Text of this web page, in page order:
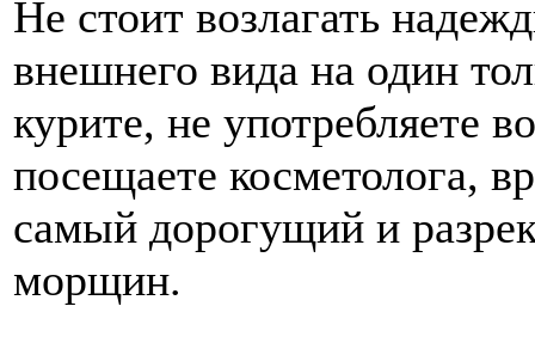
Не стоит возлагать
внешнего вида на один
курите, не употребляете
посещаете косметолога,
самый дорогущий и
морщин.